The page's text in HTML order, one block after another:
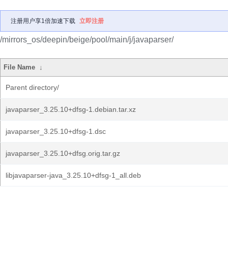
注册用户享1倍加速下载 立即注册
/mirrors_os/deepin/beige/pool/main/j/javaparser/
File Name ↓
Parent directory/
javaparser_3.25.10+dfsg-1.debian.tar.xz
javaparser_3.25.10+dfsg-1.dsc
javaparser_3.25.10+dfsg.orig.tar.gz
libjavaparser-java_3.25.10+dfsg-1_all.deb